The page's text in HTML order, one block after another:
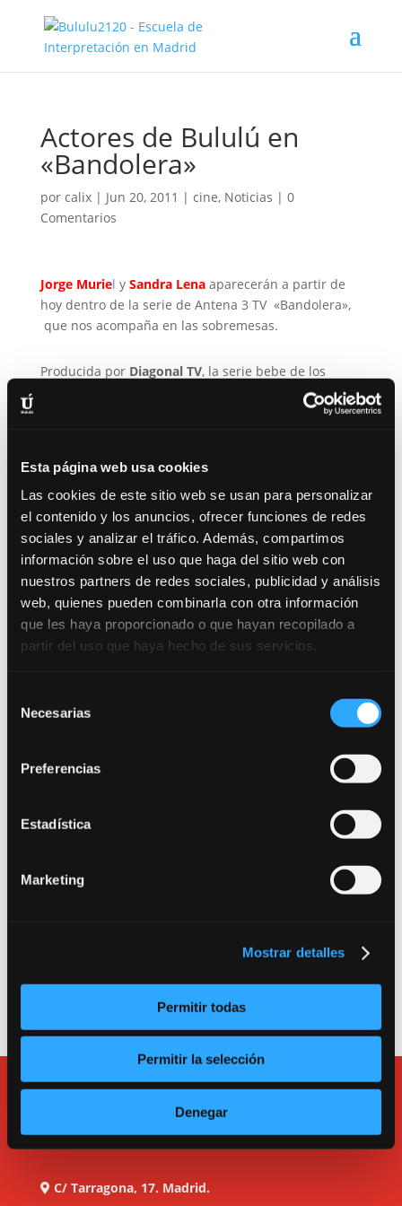
Esta página web usa cookies
Las cookies de este sitio web se usan para personalizar
el contenido y los anuncios, ofrecer funciones de redes
sociales y analizar el tráfico. Además, compartimos
información sobre el uso que haga del sitio web con
nuestros partners de redes sociales, publicidad y análisis
web, quienes pueden combinarla con otra información
que les haya proporcionado o que hayan recopilado a
partir del uso que haya hecho de sus servicios.
Necesarias
Preferencias
Estadística
Marketing
Mostrar detalles
Permitir todas
Permitir la selección
Denegar
Actores de Bululú en
«Bandolera»
por calix| Jun 20, 2011 | cine, Noticias | 0
Comentarios
Jorge Muriel y Sandra Lenaaparecerán a partir de
hoy dentro de la serie de Antena 3 TV «Bandolera»,
que nos acompaña en las sobremesas.
Producida por Diagonal TV, la serie bebe de los
acontecimientos ocurridos en la Andalucía de la
segunda mitad del siglo XIX: los bandoleros, el
los oprimidos campesinos… Se intenta ofrecer un
retrato del día a día de 1882.
Por aquel entonces, Andalucía era destino de
escritores románticos europeos, ávidos de nuevas
aventuras. El mito de Carmen o los “Cuentos de la
Alhambra” del americano Washintong Irving son
algunos ejemplos de ello.
nuestro Protocolo Anti-COVID 19.
Entrada como público a la sala de teatro: Calle
Canarias 16. 280045. Madrid.
oficina: Calle Tarragona 17. 280045. Madrid.
bululu@bululu2120.com
C/ Tarragona, 17. Madrid.